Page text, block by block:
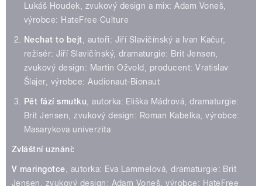
Lukáš Houdek, zvukový design a mix: Adam Voneš,
výrobce: HateFree Culture
Nechat to bejt , autoři: Jiří Slavičínský a Ivan Kačur,
režisér: Jiří Slavičínský, dramaturgie: Brit Jensen,
zvukový design: Martin Ožvold, producent: Vratislav
Šlajer, výrobce: Audionaut-Bionaut
Pět fází smutku , autorka: Eliška Mádrová, dramaturgie:
Brit Jensen, zvukový design: Roman Kabelka, výrobce:
Masarykova univerzita
Zvláštní uznání:
V maringotce , autorka: Eva Lammelová, dramaturgie: Brit
Jensen, zvukový design: Adam Voneš, výrobce: HateFree